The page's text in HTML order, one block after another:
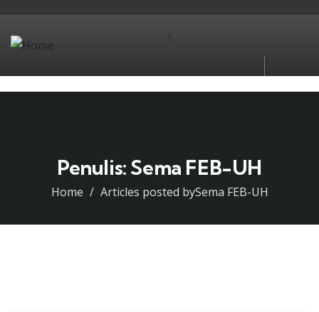
Penulis: Sema FEB-UH
Home Articles posted bySema FEB-UH